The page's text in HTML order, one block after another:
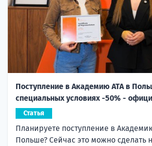
Поступление в Академию ATA в
специальных условиях -50% -
Статья
Планируете поступление в
Польше? Сейчас это можно сделать